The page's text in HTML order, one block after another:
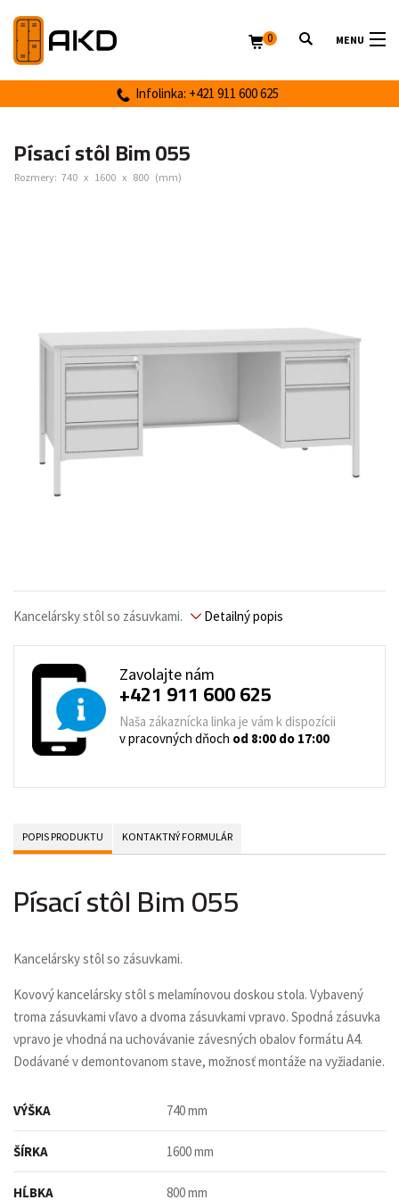
MENU
Infolinka: +421 911 600 625
0
Písací stôl Bim 055
Rozmery: 740 x 1600 x 800 (mm)
Kancelársky stôl so zásuvkami. Detailný popis
Zavolajte nám
+421 911 600 625
Naša zákaznícka linka je vám k dispozícii
v pracovných dňoch od 8:00 do 17:00
POPIS PRODUKTU KONTAKTNÝ FORMULÁR
Písací stôl Bim 055
Kancelársky stôl so zásuvkami.
Kovový kancelársky stôl s melamínovou doskou stola. Vybavený
troma zásuvkami vľavo a dvoma zásuvkami vpravo. Spodná zásuvka
vpravo je vhodná na uchovávanie závesných obalov formátu A4.
Dodávané v demontovanom stave, možnosť montáže na vyžiadanie.
VÝŠKA 740 mm
ŠÍRKA 1600 mm
HĹBKA 800 mm